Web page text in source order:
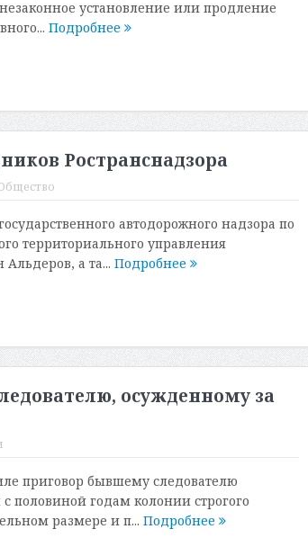
установление или продление
Подробнее
Ространснадзора
автодорожного надзора по
территориального управления
а та... Подробнее
осужденному за
приговор бывшему следователю
годам колонии строгого
размере и п... Подробнее